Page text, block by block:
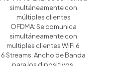
simultáneamente con
múltiples clientes
OFDMA: Se comunica
simultáneamente con
multiples clientes WiFi 6
6 Streams: Ancho de Banda